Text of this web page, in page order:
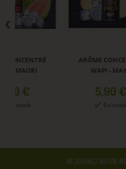
ARÔME CONCENTRÉ
WAPI - MAYA
REJOIGNEZ NOTRE